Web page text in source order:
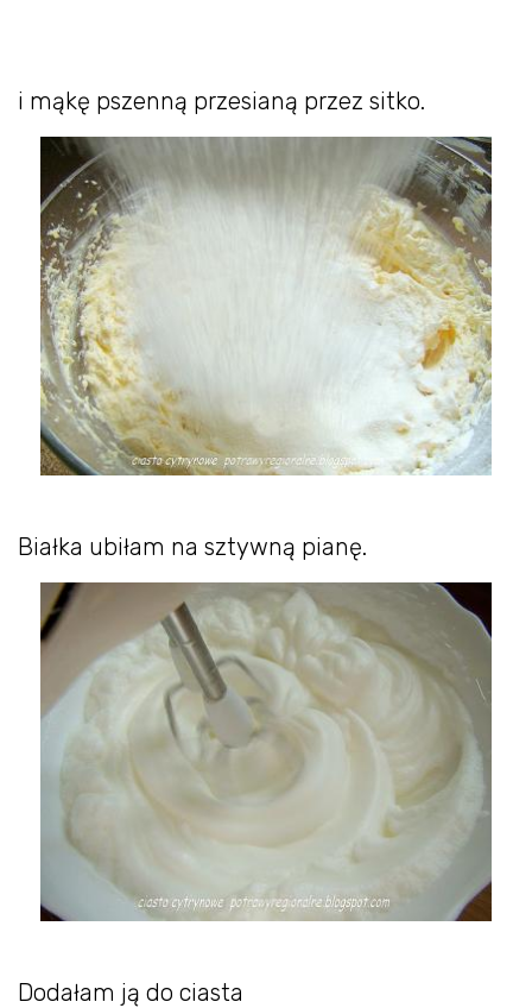
i mąkę pszenną przesianą przez sitko.
Białka ubiłam na sztywną pianę.
Dodałam ją do ciasta